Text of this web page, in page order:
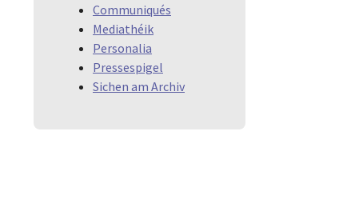
Communiqués
Mediathéik
Personalia
Pressespigel
Sichen am Archiv